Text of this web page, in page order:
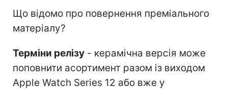
Що відомо про повернення преміального
матеріалу?
Терміни релізу - керамічна версія може
поповнити асортимент разом із виходом
Apple Watch Series 12 або вже у